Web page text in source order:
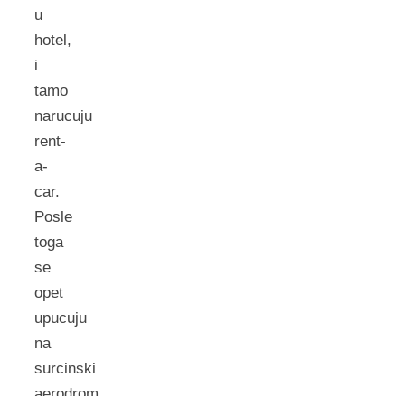
u
hotel,
i
tamo
narucuju
rent-
a-
car.
Posle
toga
se
opet
upucuju
na
surcinski